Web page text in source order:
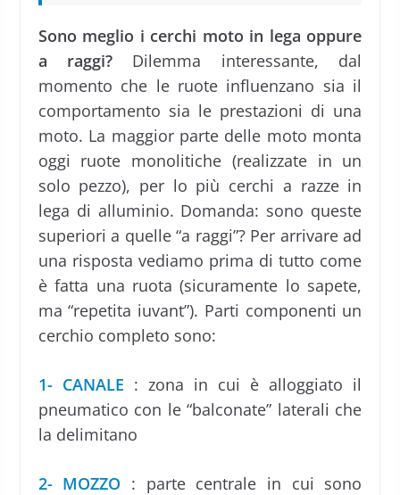
Sono meglio i cerchi moto in lega oppure
a raggi? Dilemma interessante, dal
momento che le ruote influenzano sia il
comportamento sia le prestazioni di una
moto. La maggior parte delle moto monta
oggi ruote monolitiche (realizzate in un
solo pezzo), per lo più cerchi a razze in
lega di alluminio. Domanda: sono queste
superiori a quelle “a raggi”? Per arrivare ad
una risposta vediamo prima di tutto come
è fatta una ruota (sicuramente lo sapete,
ma “repetita iuvant”). Parti componenti un
cerchio completo sono:
1- CANALE : zona in cui è alloggiato il
pneumatico con le “balconate” laterali che
la delimitano
2- MOZZO : parte centrale in cui sono